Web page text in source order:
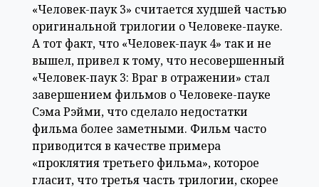
«Человек-паук 3» считается худшей частью
оригинальной трилогии о Человеке-пауке.
А тот факт, что «Человек-паук 4» так и не
вышел, привел к тому, что несовершенный
«Человек-паук 3: Враг в отражении» стал
завершением фильмов о Человеке-пауке
Сэма Рэйми, что сделало недостатки
фильма более заметными. Фильм часто
приводится в качестве примера
«проклятия третьего фильма», которое
гласит, что третья часть трилогии, скорее